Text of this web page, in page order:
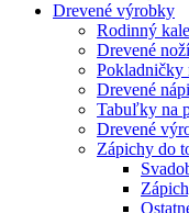
Drevené výrobky
Rodinný
Drevené
Pokladničky
Drevené
Tabuľky na
Drevené
Zápichy do